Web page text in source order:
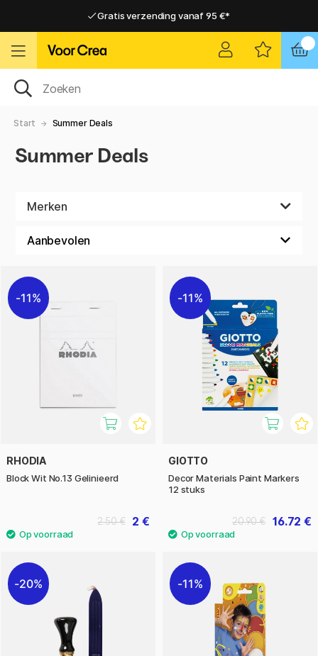
Gratis verzending vanaf 95 €*
Gratis verzending vanaf 95 €*
Start Summer Deals
Summer Deals
Merken
11%
RHODIA
Block Wit No.13 Gelinieerd
2 €
2.50 €
11%
GIOTTO
Decor Materials Paint Markers
12 stuks
16.72 €
20.90 €
20% 11%